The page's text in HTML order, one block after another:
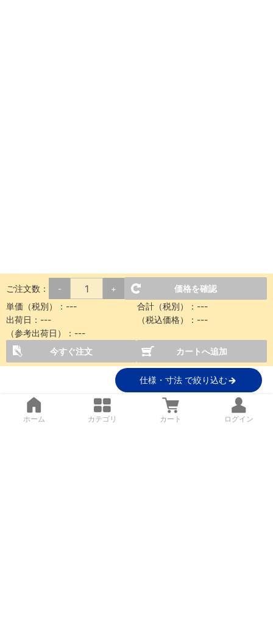
ご注文数： - +
価格を確認
単価（税別）： --- 合計（税別）： ---
出荷日： --- （税込価格）： ---
（参考出荷日）： ---
今すぐ注文
カートへ追加
仕様・寸法 で絞り込む
ホーム カテゴリ カート ログイン